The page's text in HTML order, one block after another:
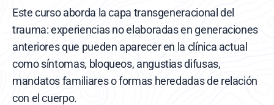
Este curso aborda la capa transgeneracional del
trauma: experiencias no elaboradas en generaciones
anteriores que pueden aparecer en la clínica actual
como síntomas, bloqueos, angustias difusas,
mandatos familiares o formas heredadas de relación
con el cuerpo.